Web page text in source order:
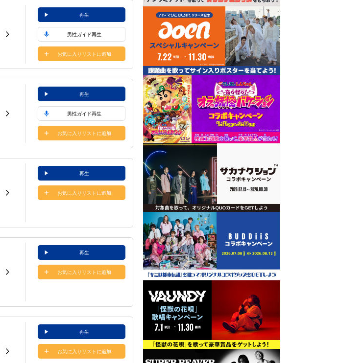
再生
男性ガイド再生
お気に入りリストに追加
再生
男性ガイド再生
お気に入りリストに追加
再生
お気に入りリストに追加
再生
お気に入りリストに追加
再生
お気に入りリストに追加